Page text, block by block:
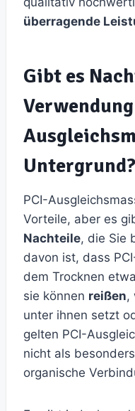
überragende
Gibt es
Untergrund?
PCI-
Vorteile, aber es
Nachteile, die Sie
davon ist, dass
dem Trocknen
sie können reißen,
unter ihnen setzt
gelten PCI-
nicht als besonders
organische